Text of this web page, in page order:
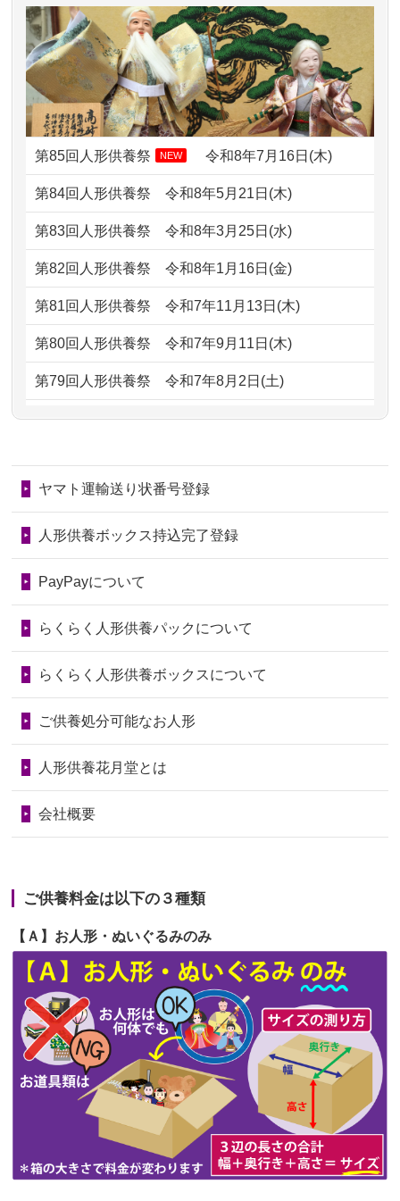
2026/07/10家から近かったので。
2026/07/08誰も住んでいない実家の片付けを始め
ました。 ...
2026/07/069年間自由が丘店を見守ってくれてあり
がとう。
2026/07/05しっかりとお人形たちの供養をしてい
ただけると...
2026/06/30 長年大事にしてきた雛人形です、供養
していただ...
2026/06/29ガラスケースのまま引き取ってくださ
子どもの頃、妹と一緒にお雛様を出し
ました。お...
ので、お願...
2026/06/28以前和人形やぬいぐるみを供養いただ
いたことが...
の回りの物...
2026/06/28人形たちに これまで本当にありがとう
2026/06/24今は亡き両親が孫（私の子供）の初節
句に贈って...
2026/06/23ありがとうね
の祖父母か...
2026/06/20
雛人形をお道具も含め一式で引き取っ
てくださる...
2026/06/19
インターネット検索でホームページを
見つけまし...
ですが？
2024/01/13お雛様のセットを供養・処分したいの
ですが、お雛様とお内裏様だ...
2024/01/13供養申込みの後、供養祭までお人形は
どうなってるのですか？
2024/01/13会社のようですが、きちんと供養して
供養が終わったお人形以外はどうして
るのですか？
しょうか？
2024/01/04ガラスケースは外しても良いですか？
第85回人形供養祭 NEW 令和8年7月16日(木)
第84回人形供養祭令和8年5月21日(木)
第83回人形供養祭令和8年3月25日(水)
第82回人形供養祭令和8年1月16日(金)
第81回人形供養祭令和7年11月13日(木)
第80回人形供養祭令和7年9月11日(木)
第79回人形供養祭令和7年8月2日(土)
第78回人形供養祭令和7年6月20日(金)
第76回人形供養祭令和7年2月28日(金)
第75回人形供養祭令和7年1月17日(金)
第73回人形供養祭令和6年10月17日(木)
第71回人形供養祭令和6年8月1日(木)
第70回人形供養祭令和6年6月21日(金)
第68回人形供養祭令和6年3月22日(金)
第65回人形供養祭令和5年11月09日(木)
第64回人形供養祭令和5年9月21日(木)
第63回人形供養祭 令和5年8月1日(火)
第62回人形供養祭令和5年6月21日(水)
第61回人形供養祭 令和5年5月19日(金)
第60回人形供養祭令和5年3月28日(火)
第59回人形供養祭 令和5年2月10日(金)
第58回人形供養祭令和5年12月21日(水)
ヤマト運輸送り状番号登録
人形供養ボックス持込完了登録
PayPayについて
らくらく人形供養パックについて
らくらく人形供養ボックスについて
ご供養処分可能なお人形
人形供養花月堂とは
会社概要
ご供養料金は以下の３種類
【Ａ】お人形・ぬいぐるみのみ